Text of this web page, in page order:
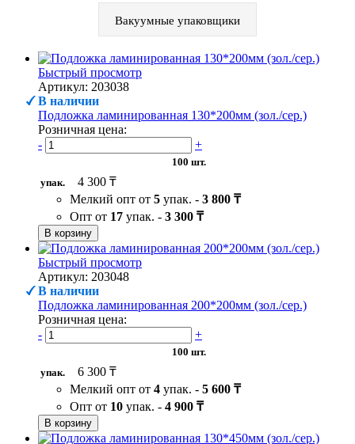
Вакуумные упаковщики
Быстрый просмотр
Артикул: 203038
В наличии
Подложка ламинированная 130*200мм (зол./сер.)
Розничная цена:
-
+
100 шт.
упак.
4 300 ₸
Мелкий опт от 5 упак. - 3 800 ₸
Опт от 17 упак. - 3 300 ₸
В корзину
Быстрый просмотр
Артикул: 203048
В наличии
Подложка ламинированная 200*200мм (зол./сер.)
Розничная цена:
-
+
100 шт.
упак.
6 300 ₸
Мелкий опт от 4 упак. - 5 600 ₸
Опт от 10 упак. - 4 900 ₸
В корзину